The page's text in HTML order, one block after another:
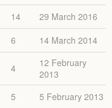
14
29 March 2016
6 14 March 2014
4
12 February
2013
5
5 February 2013